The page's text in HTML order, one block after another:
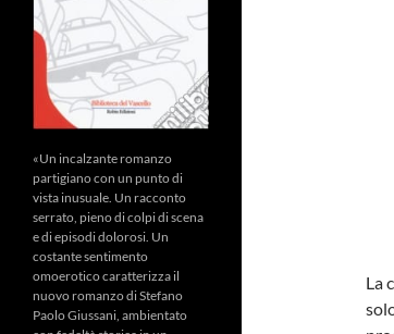
La
«Un incalzante romanzo
partigiano con un punto di
vista inusuale. Un racconto
serrato, pieno di colpi di scena
e di episodi dolorosi. Un
costante sentimento
omoerotico caratterizza il
nuovo romanzo di Stefano
Paolo Giussani, ambientato